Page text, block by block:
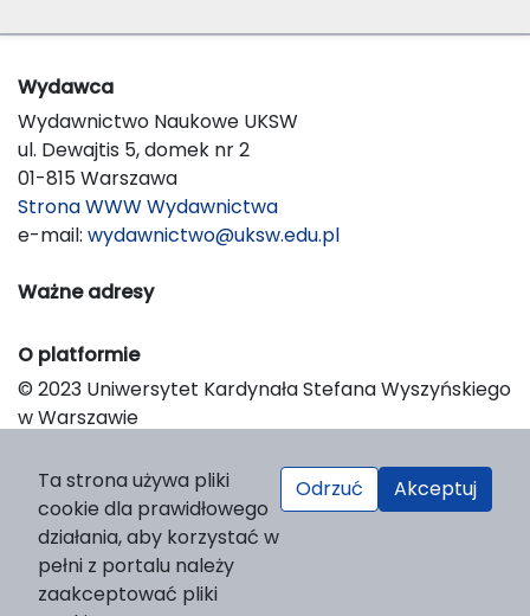
Wydawca
Wydawnictwo Naukowe UKSW
ul. Dewajtis 5, domek nr 2
01-815 Warszawa
Strona WWW Wydawnictwa
e-mail: wydawnictwo@uksw.edu.pl
Ważne adresy
O platformie
© 2023 Uniwersytet Kardynała Stefana Wyszyńskiego
w Warszawie
Platform & Workflow by OJS/PKP
Ta strona używa pliki
cookie dla prawidłowego
działania, aby korzystać w
pełni z portalu należy
zaakceptować pliki
Odrzuć Akceptuj